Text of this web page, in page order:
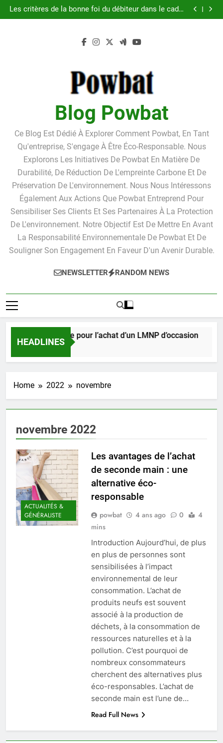
Skip
to
Les critères de la bonne foi du débiteur dans le cadre
de la procédure de surendettement
Linkavista 2026 : avis complet, tarifs, avantages et
Guide pratique pour l’achat d’un LMNP d’occasion
Les critères de la bonne foi du débiteur dans le cadre
un box de stockage ?
Blog Powbat
Ce Blog Est Dédié À Explorer Comment Powbat, En Tant
Qu'entreprise, S'engage À Être Éco-Responsable. Nous
Explorons Les Initiatives De Powbat En Matière De
Durabilité, De Réduction De L'empreinte Carbone Et De
Préservation De L'environnement. Nous Nous Intéressons
Également Aux Actions Que Powbat Entreprend Pour
Sensibiliser Ses Clients Et Ses Partenaires À La Protection
De L'environnement. Notre Objectif Est De Mettre En Avant
La Responsabilité Environnementale De Powbat Et De
Souligner Son Engagement En Faveur D'un Avenir Durable.
NEWSLETTER RANDOM NEWS
HEADLINES
Guide pratique pour l’achat d’un LMNP d’occasion
3 Semaines Ago
Home 2022 novembre
novembre 2022
ACTUALITÉS &
GÉNÉRALISTE
Les avantages de l’achat
de seconde main : une
alternative éco-
responsable
powbat 4 ans ago 0
4
mins
Introduction Aujourd’hui, de plus
en plus de personnes sont
sensibilisées à l’impact
environnemental de leur
consommation. L’achat de
produits neufs est souvent
associé à la production de
déchets, à la consommation de
ressources naturelles et à la
pollution. C’est pourquoi de
nombreux consommateurs
cherchent des alternatives plus
éco-responsables. L’achat de
seconde main est l’une de…
Read Full News